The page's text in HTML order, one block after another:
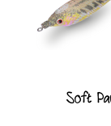
Soft